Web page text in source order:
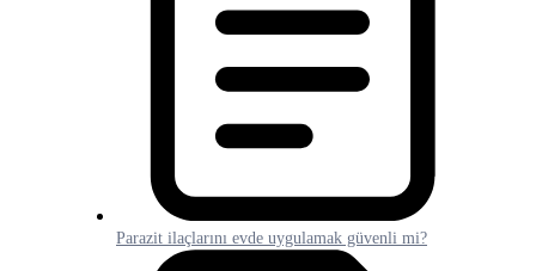
Parazit ilaçlarını evde uygulamak güvenli mi?